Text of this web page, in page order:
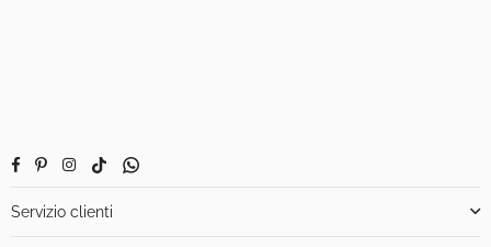
FacebookPinterestInstagram
TikTokWhatsapp
Servizio clienti